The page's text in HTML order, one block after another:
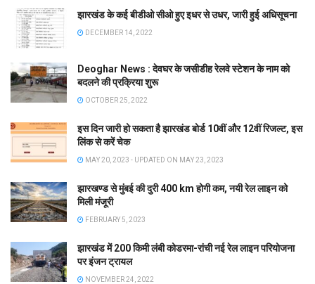
झारखंड के कई बीडीओ सीओ हुए इधर से उधर, जारी हुई अधिसूचना
DECEMBER 14, 2022
Deoghar News : देवघर के जसीडीह रेलवे स्टेशन के नाम को
बदलने की प्रक्रिया शुरू
OCTOBER 25, 2022
इस दिन जारी हो सकता है झारखंड बोर्ड 10वीं और 12वीं रिजल्ट, इस
लिंक से करें चेक
MAY 20, 2023 - UPDATED ON MAY 23, 2023
झारखण्ड से मुंबई की दुरी 400 km होगी कम, नयी रेल लाइन को
मिली मंजूरी
FEBRUARY 5, 2023
झारखंड में 200 किमी लंबी कोडरमा-रांची नई रेल लाइन परियोजना
पर इंजन ट्रायल
NOVEMBER 24, 2022